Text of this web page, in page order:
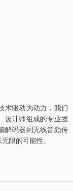
术驱动为动力，我们
设计师组成的专业团
解码器到无线音频传
限的可能性。